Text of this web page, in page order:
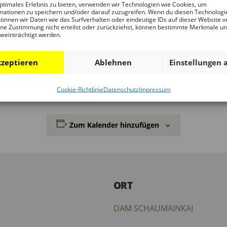
Erlebnis zu bieten, verwenden wir Technologien wie Cookies, um
zu speichern und/oder darauf zuzugreifen. Wenn du diesen
wir Daten wie das Surfverhalten oder eindeutige IDs auf dieser Website
Zustimmung nicht erteilst oder zurückziehst, können bestimmte Merkmale
werden.
Ablehnen Einstellungen
Cookie-RichtlinieDatenschutzImpressum
nimmt Sie mit auf einen Rundgang durch die
hat mittwochs bis 20 Uhr geöffnet – perfekt um
Zum Kalender hinzufügen
ORT
DAM SCHAUMAINKAI